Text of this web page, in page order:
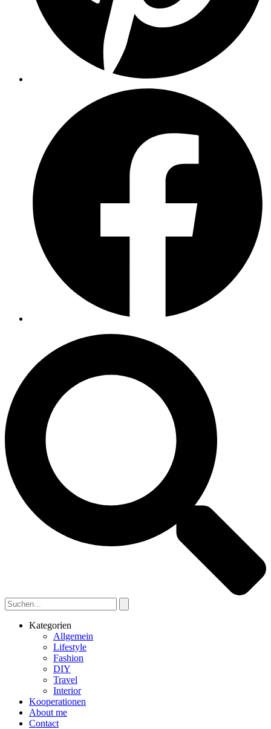
Kategorien
Allgemein
Lifestyle
Fashion
DIY
Travel
Interior
Kooperationen
About me
Contact